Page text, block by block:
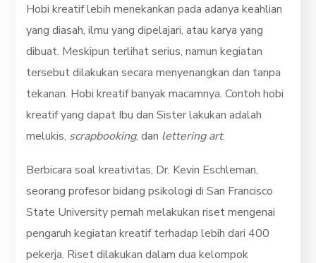
Hobi kreatif lebih menekankan pada adanya keahlian
yang diasah, ilmu yang dipelajari, atau karya yang
dibuat. Meskipun terlihat serius, namun kegiatan
tersebut dilakukan secara menyenangkan dan tanpa
tekanan. Hobi kreatif banyak macamnya. Contoh hobi
kreatif yang dapat Ibu dan Sister lakukan adalah
melukis, scrapbooking, dan lettering art.
Berbicara soal kreativitas, Dr. Kevin Eschleman,
seorang profesor bidang psikologi di San Francisco
State University pernah melakukan riset mengenai
pengaruh kegiatan kreatif terhadap lebih dari 400
pekerja. Riset dilakukan dalam dua kelompok